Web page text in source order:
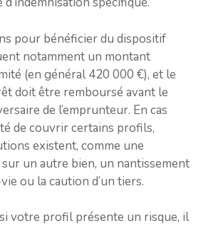
pour bénéficier du dispositif
notamment un montant
(en général 420 000 €), et le
doit être remboursé avant le
de l’emprunteur. En cas
de couvrir certains profils,
existent, comme une
un autre bien, un nantissement
ou la caution d’un tiers.
votre profil présente un risque, il